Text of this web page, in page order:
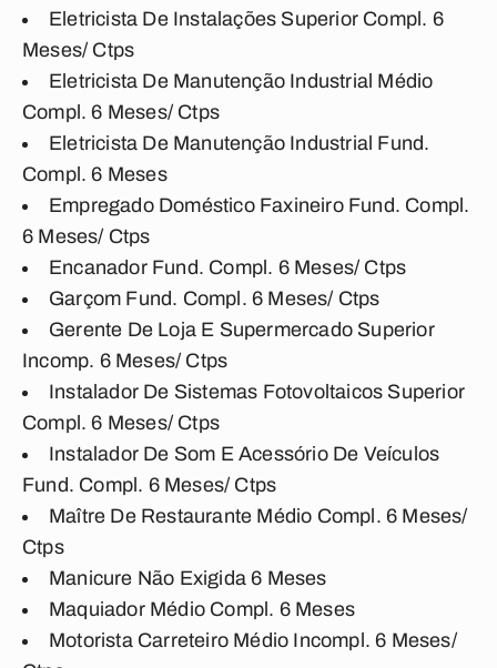
Eletricista De Instalações Superior Compl. 6
Meses/ Ctps
Eletricista De Manutenção Industrial Médio
Compl. 6 Meses/ Ctps
Eletricista De Manutenção Industrial Fund.
Compl. 6 Meses
Empregado Doméstico Faxineiro Fund. Compl.
6 Meses/ Ctps
Encanador Fund. Compl. 6 Meses/ Ctps
Garçom Fund. Compl. 6 Meses/ Ctps
Gerente De Loja E Supermercado Superior
Incomp. 6 Meses/ Ctps
Instalador De Sistemas Fotovoltaicos Superior
Compl. 6 Meses/ Ctps
Instalador De Som E Acessório De Veículos
Fund. Compl. 6 Meses/ Ctps
Maître De Restaurante Médio Compl. 6 Meses/
Ctps
Manicure Não Exigida 6 Meses
Maquiador Médio Compl. 6 Meses
Motorista Carreteiro Médio Incompl. 6 Meses/